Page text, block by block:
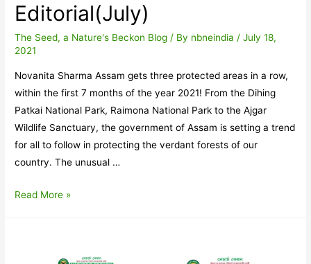
Editorial(July)
The Seed, a Nature's Beckon Blog / By nbneindia /July 18,
2021
Novanita Sharma Assam gets three protected areas in a row,
within the first 7 months of the year 2021! From the Dihing
Patkai National Park, Raimona National Park to the Ajgar
Wildlife Sanctuary, the government of Assam is setting a trend
for all to follow in protecting the verdant forests of our
country. The unusual …
A
Read More »